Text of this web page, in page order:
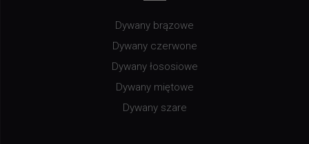
Dywany brązowe
Dywany czerwone
Dywany łososiowe
Dywany miętowe
Dywany szare